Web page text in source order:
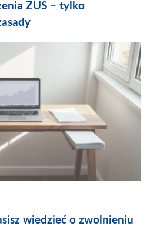
ZUS – tylko
wiedzieć o zwolnieniu